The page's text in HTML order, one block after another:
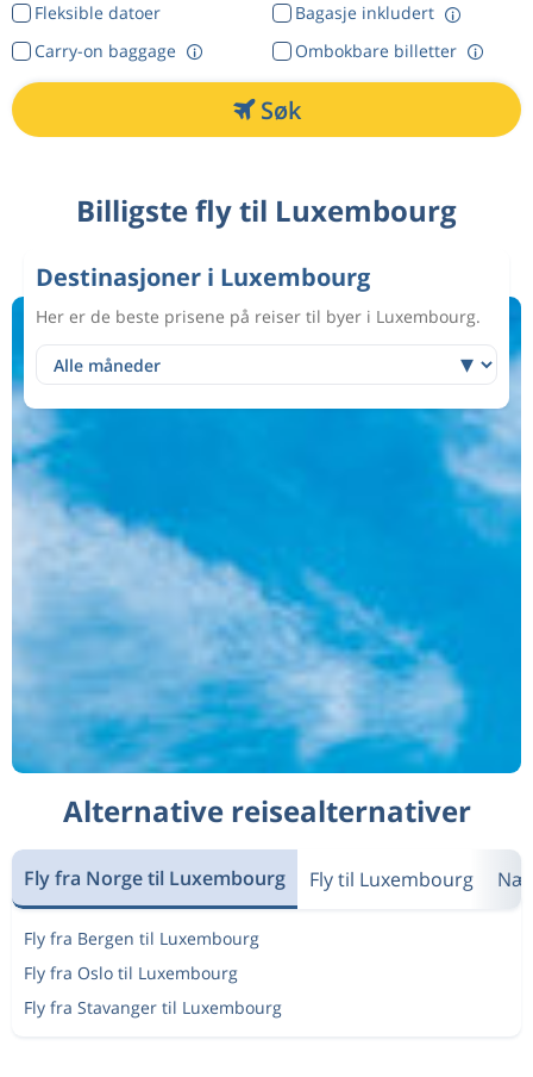
Fleksible datoer
Bagasje inkludert
Ombokbare billetter
Carry-on baggage
Søk
Billigste fly til Luxembourg
Destinasjoner i Luxembourg
Her er de beste prisene på reiser til byer i Luxembourg.
Alternative reisealternativer
Fly fra Norge til Luxembourg Fly til Luxembourg
Fly fra Bergen til Luxembourg
Fly fra Oslo til Luxembourg
Fly fra Stavanger til Luxembourg